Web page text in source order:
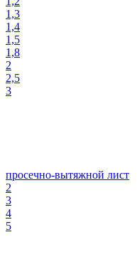
1,3
1,4
1,5
1,8
2
2,5
3
просечно-вытяжной лист
2
3
4
5